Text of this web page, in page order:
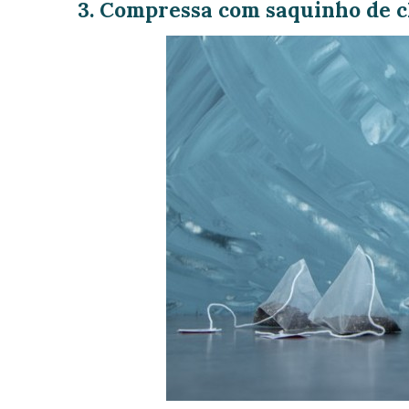
3. Compressa com saquinho de